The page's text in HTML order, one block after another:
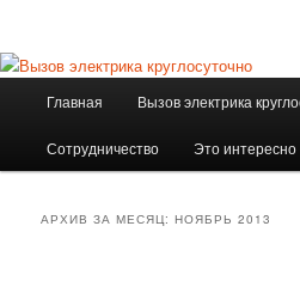
Главная Вызов электрика
Сотрудничество Это интересно
АРХИВ ЗА МЕСЯЦ:НОЯБРЬ 2013